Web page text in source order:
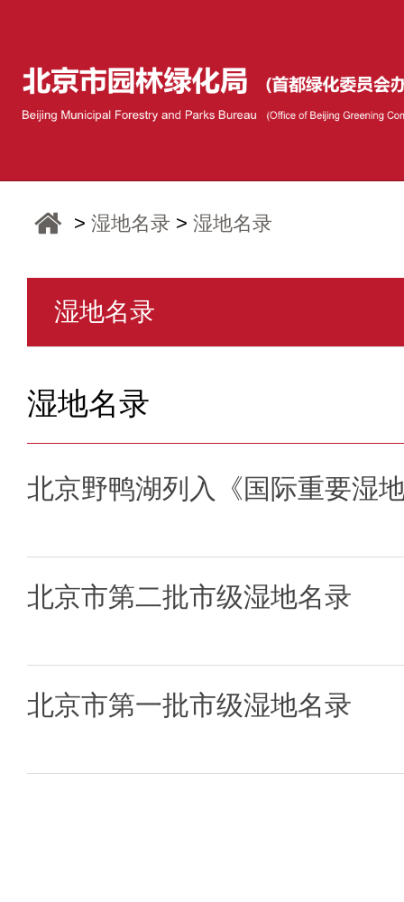
>湿地名录 >湿地名录
湿地名录
湿地名录
北京野鸭湖列入《国际重要湿
北京市第二批市级湿地名录
北京市第一批市级湿地名录